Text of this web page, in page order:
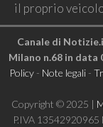
il proprio
Canale di
Milano n.68 in data
Policy- Note legali-
Copyright © 2025 |
P.IVA